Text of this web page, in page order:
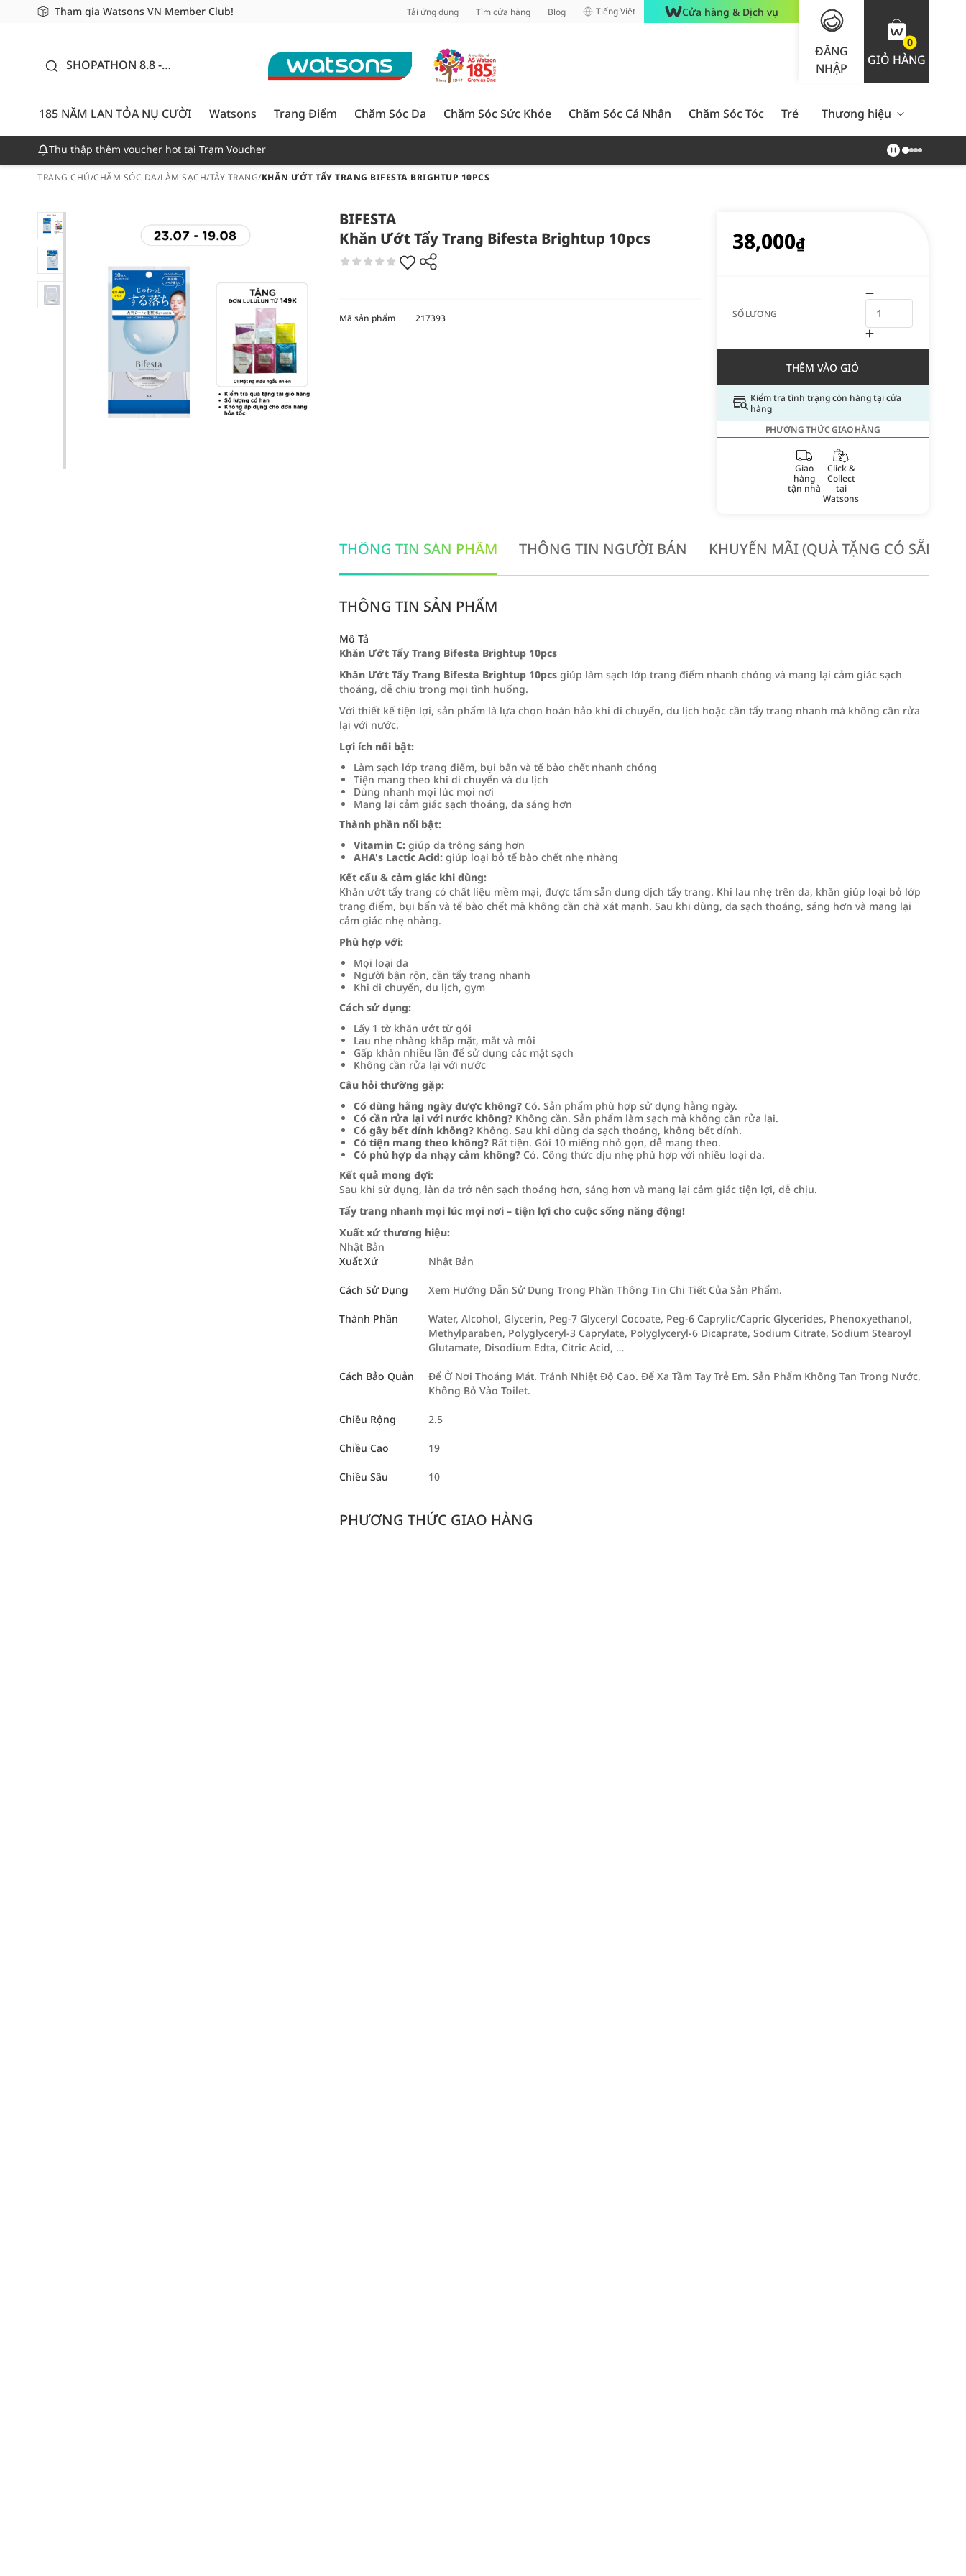
Tham gia Watsons VN Member Club!
Miễn phí giao hàng cho đơn hàng từ 249,000Đ
Giao hàng nhanh 24h - Áp dụng khu vực TP. Hồ Chí Minh Tải ứng dụng Tìm cửa hàng Blog Tiếng Việt Cửa hàng & Dịch vụ
ĐĂNG
NHẬP
0
GIỎ HÀNG
SHOPATHON 8.8 -
CƯỜI - GIẢM ĐẾN
50%
185 NĂM LAN TỎA NỤ CƯỜI
Watsons Trang Điểm Chăm Sóc Da Chăm Sóc Sức Khỏe Chăm Sóc Cá Nhân Chăm Sóc Tóc Trẻ Em Nam Giới Chăm Sóc
Thương hiệu
Thu thập thêm voucher hot tại Trạm Voucher
TRANG CHỦ/CHĂM SÓC DA/LÀM SẠCH/TẨY TRANG/KHĂN ƯỚT TẨY TRANG BIFESTA BRIGHTUP 10PCS
BIFESTA
Khăn Ướt Tẩy Trang Bifesta Brightup 10pcs
38,000₫
SỐ LƯỢNG
THÊM VÀO GIỎ
Kiểm tra tình trạng còn hàng tại cửa
hàng
PHƯƠNG THỨC GIAO HÀNG
Giao
hàng
tận nhà
Click &
Collect
tại
Watsons
Mã sản phẩm 217393
THÔNG TIN SẢN PHẨM THÔNG TIN NGƯỜI BÁN KHUYẾN MÃI (QUÀ TẶNG CÓ SẴN
THÔNG TIN SẢN PHẨM
Mô Tả
Khăn Ướt Tẩy Trang Bifesta Brightup 10pcs
Khăn Ướt Tẩy Trang Bifesta Brightup 10pcs giúp làm sạch lớp trang điểm nhanh chóng và mang lại cảm giác sạch
thoáng, dễ chịu trong mọi tình huống.
Với thiết kế tiện lợi, sản phẩm là lựa chọn hoàn hảo khi di chuyển, du lịch hoặc cần tẩy trang nhanh mà không cần rửa
lại với nước.
Lợi ích nổi bật:
Làm sạch lớp trang điểm, bụi bẩn và tế bào chết nhanh chóng
Tiện mang theo khi di chuyển và du lịch
Dùng nhanh mọi lúc mọi nơi
Mang lại cảm giác sạch thoáng, da sáng hơn
Thành phần nổi bật:
Vitamin C: giúp da trông sáng hơn
AHA's Lactic Acid: giúp loại bỏ tế bào chết nhẹ nhàng
Kết cấu & cảm giác khi dùng:
Khăn ướt tẩy trang có chất liệu mềm mại, được tẩm sẵn dung dịch tẩy trang. Khi lau nhẹ trên da, khăn giúp loại bỏ lớp
trang điểm, bụi bẩn và tế bào chết mà không cần chà xát mạnh. Sau khi dùng, da sạch thoáng, sáng hơn và mang lại
cảm giác nhẹ nhàng.
Phù hợp với:
Mọi loại da
Người bận rộn, cần tẩy trang nhanh
Khi di chuyển, du lịch, gym
Cách sử dụng:
Lấy 1 tờ khăn ướt từ gói
Lau nhẹ nhàng khắp mặt, mắt và môi
Gấp khăn nhiều lần để sử dụng các mặt sạch
Không cần rửa lại với nước
Câu hỏi thường gặp:
Có dùng hằng ngày được không? Có. Sản phẩm phù hợp sử dụng hằng ngày.
Có cần rửa lại với nước không? Không cần. Sản phẩm làm sạch mà không cần rửa lại.
Có gây bết dính không? Không. Sau khi dùng da sạch thoáng, không bết dính.
Có tiện mang theo không? Rất tiện. Gói 10 miếng nhỏ gọn, dễ mang theo.
Có phù hợp da nhạy cảm không? Có. Công thức dịu nhẹ phù hợp với nhiều loại da.
Kết quả mong đợi:
Sau khi sử dụng, làn da trở nên sạch thoáng hơn, sáng hơn và mang lại cảm giác tiện lợi, dễ chịu.
Tẩy trang nhanh mọi lúc mọi nơi – tiện lợi cho cuộc sống năng động!
Xuất xứ thương hiệu:
Nhật Bản
Xuất Xứ
Nhật Bản
Cách Sử Dụng Xem Hướng Dẫn Sử Dụng Trong Phần Thông Tin Chi Tiết Của Sản Phẩm.
Thành Phần
Water, Alcohol, Glycerin, Peg-7 Glyceryl Cocoate, Peg-6 Caprylic/Capric Glycerides, Phenoxyethanol,
Methylparaben, Polyglyceryl-3 Caprylate, Polyglyceryl-6 Dicaprate, Sodium Citrate, Sodium Stearoyl
Glutamate, Disodium Edta, Citric Acid, …
Cách Bảo Quản
Để Ở Nơi Thoáng Mát. Tránh Nhiệt Độ Cao. Để Xa Tầm Tay Trẻ Em. Sản Phẩm Không Tan Trong Nước,
Không Bỏ Vào Toilet.
Chiều Rộng 2.5
Chiều Cao 19
Chiều Sâu 10
PHƯƠNG THỨC GIAO HÀNG